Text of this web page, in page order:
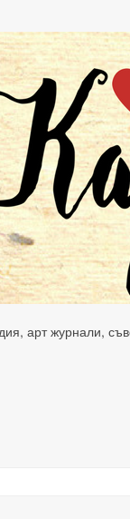
арт журнали,